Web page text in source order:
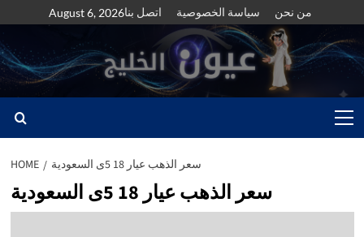
to
content
August 6, 2026اتصل بنا سياسة الخصوصية من نحن
Menu
HOME سعر الذهب عيار 18 5ى السعودية
سعر الذهب عيار 18 5ى السعودية